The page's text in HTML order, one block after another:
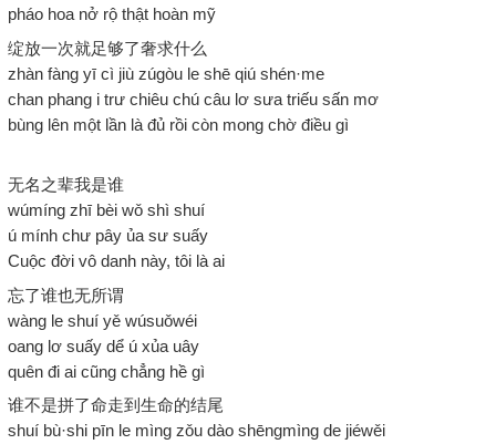
pháo hoa nở rộ thật hoàn mỹ
绽放一次就足够了奢求什么
zhàn fàng yī cì jiù zúgòu le shē qiú shén·me
chan phang i trư chiêu chú câu lơ sưa triếu sấn mơ
bùng lên một lần là đủ rồi còn mong chờ điều gì
无名之辈我是谁
wúmíng zhī bèi wǒ shì shuí
ú mính chư pây ủa sư suấy
Cuộc đời vô danh này, tôi là ai
忘了谁也无所谓
wàng le shuí yě wúsuǒwéi
oang lơ suấy dể ú xủa uây
quên đi ai cũng chẳng hề gì
谁不是拼了命走到生命的结尾
shuí bù·shi pīn le mìng zǒu dào shēngmìng de jiéwěi